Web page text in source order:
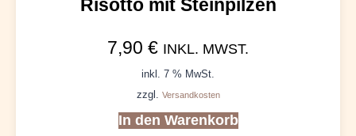
Risotto mit Steinpilzen
7,90 € INKL. MWST.
inkl. 7 % MwSt.
zzgl.
Versandkosten
In den Warenkorb